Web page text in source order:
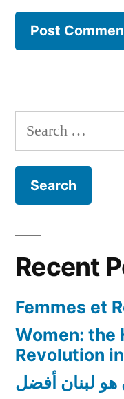
Search
for:
Recent
Femmes et
Women: the
Revolution
هو لبنان أفضل